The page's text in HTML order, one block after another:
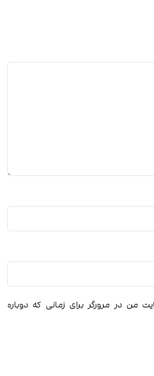
من در مرورگر برای زمانی که دوباره